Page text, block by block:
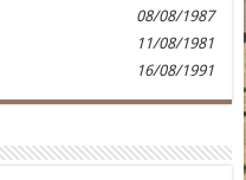
08/08/1987
11/08/1981
16/08/1991